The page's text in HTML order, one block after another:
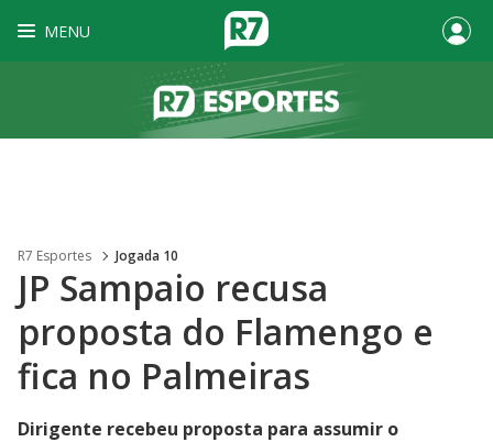
MENU
R7 Esportes Jogada 10
JP Sampaio recusa
proposta do Flamengo e
fica no Palmeiras
Dirigente recebeu proposta para assumir o